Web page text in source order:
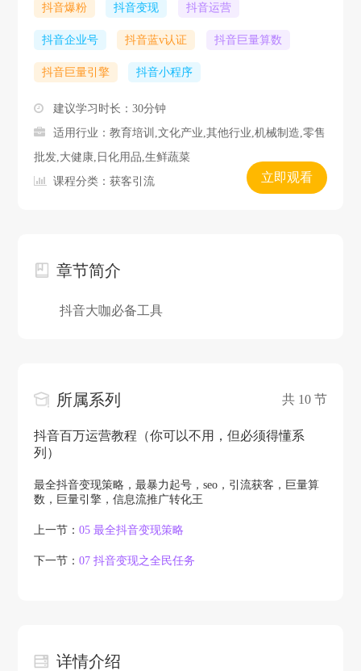
抖音爆粉 抖音变现 抖音运营
抖音企业号 抖音蓝v认证 抖音巨量算数
抖音巨量引擎 抖音小程序
建议学习时长：30分钟
适用行业：教育培训,文化产业,其他行业,机械制造,零售
批发,大健康,日化用品,生鲜蔬菜
课程分类：获客引流
立即观看
章节简介
抖音大咖必备工具
所属系列 共 10 节
抖音百万运营教程（你可以不用，但必须得懂系
列）
最全抖音变现策略，最暴力起号，seo，引流获客，巨量算
数，巨量引擎，信息流推广转化王
上一节：05 最全抖音变现策略
下一节：07 抖音变现之全民任务
详情介绍